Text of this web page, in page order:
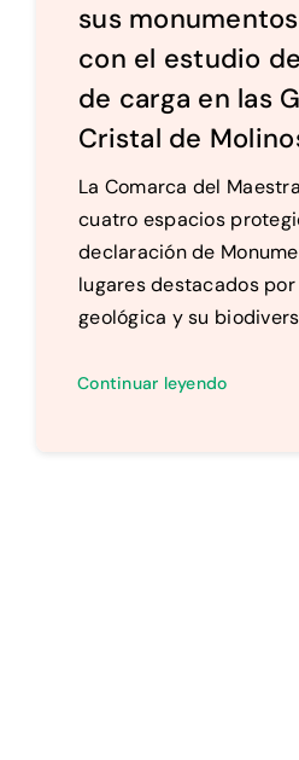
sus
con el estudio
de carga en las
Cristal de
La Comarca del
cuatro espacios
declaración de
lugares destacados
geológica y su
Continuar leyendo